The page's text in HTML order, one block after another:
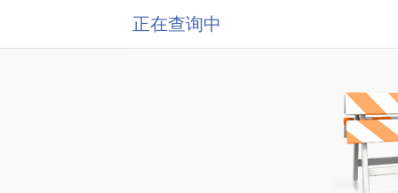
正在查询中